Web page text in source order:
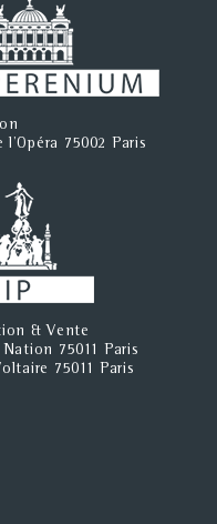
l'Opéra 75002 Paris
& Vente
75011 Paris
75011 Paris